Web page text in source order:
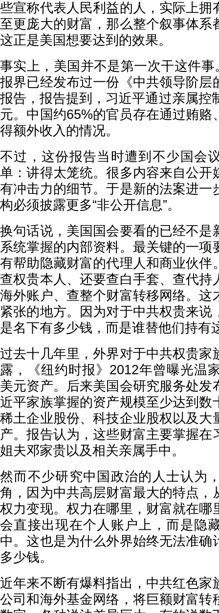
些宣称代表人民利益的人，实际上拥
至更庞大的财富，那么整个叙事体系
这正是美国想要达到的效果。
事实上，美国并不是第一次干这件
报界已经发布过一份《中共领导阶层
报告，报告提到，习近平通过亲属控
元。中国约65%的官员存在通过贿赂
得额外收入的情况。
不过，这份报告当时遭到不少国会
单：讲得太笼统。很多内容来自公开
有冲击力的细节。于是新的法案进一
构必须披露更多“非公开信息”。
换句话说，美国国会要看的已经不是
系统掌握的内部资料。最关键的一项
有帮助隐藏财富的代理人和商业伙伴
查权贵本人、还要查白手套、查代持
海外账户、查整个财富转移网络。这
紧张的地方。因为对于中共权贵来说
是名下有多少钱，而是谁替他们持有
过去十几年里，外界对于中共权贵家
露，《纽约时报》2012年曾曝光温
美元资产。后来美国会研究服务处发
近平家族掌握的资产规模至少达到数
稀土企业股份、科技企业股权以及大
产。报告认为，这些财富主要掌握在
姐夫邓家贵以及相关亲属手中。
然而不少研究中国政治的人士认为
角，因为中共高层财富最大的特点，
权力变现。权力在哪里，财富就在哪
会直接出现在个人账户上，而是隐
中。这也是为什么外界始终无法准确
多少钱。
近年来不断有爆料指出，中共红色家
公司和海外基金网络，将巨额财富转